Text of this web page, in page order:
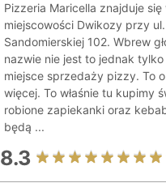
Pizzeria Maricella znajduje się
miejscowości Dwikozy przy ul.
Sandomierskiej 102. Wbrew
nazwie nie jest to jednak tylko
miejsce sprzedaży pizzy. To
więcej. To właśnie tu kupimy
robione zapiekanki oraz
będą ...
8.3